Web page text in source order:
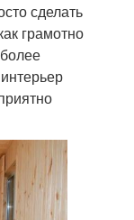
сделать
грамотно